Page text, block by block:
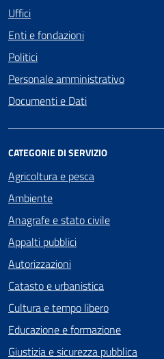
Uffici
Enti e fondazioni
Politici
Personale amministrativo
Documenti e Dati
CATEGORIE DI SERVIZIO
Agricoltura e pesca
Ambiente
Anagrafe e stato civile
Appalti pubblici
Autorizzazioni
Catasto e urbanistica
Cultura e tempo libero
Educazione e formazione
Giustizia e sicurezza pubblica